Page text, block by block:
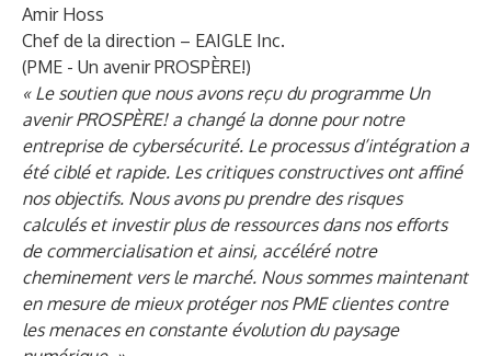
Amir Hoss
Chef de la direction – EAIGLE Inc.
(PME - Un avenir PROSPÈRE!)
« Le soutien que nous avons reçu du programme Un
avenir PROSPÈRE!a changé la donne pour notre
entreprise de cybersécurité. Le processus d’intégration a
été ciblé et rapide. Les critiques constructives ont affiné
nos objectifs. Nous avons pu prendre des risques
calculés et investir plus de ressources dans nos efforts
de commercialisation et ainsi, accéléré notre
cheminement vers le marché. Nous sommes maintenant
en mesure de mieux protéger nos PME clientes contre
les menaces en constante évolution du paysage